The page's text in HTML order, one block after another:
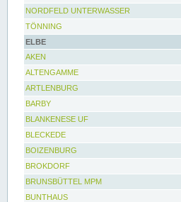
NORDFELD UNTERWASSER
TÖNNING
ELBE
AKEN
ALTENGAMME
ARTLENBURG
BARBY
BLANKENESE UF
BLECKEDE
BOIZENBURG
BROKDORF
BRUNSBÜTTEL MPM
BUNTHAUS